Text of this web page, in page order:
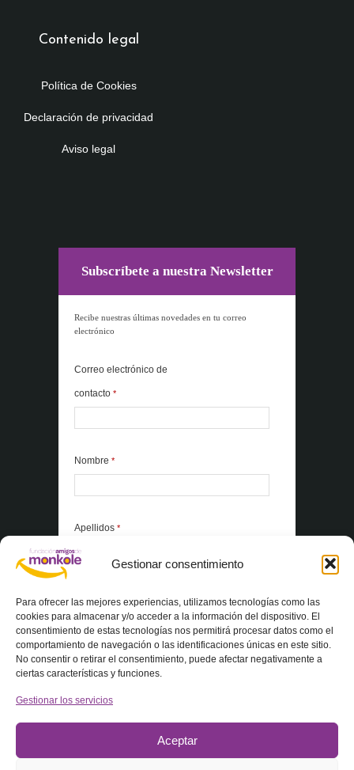
Gestionar consentimiento
Para ofrecer las mejores experiencias, utilizamos tecnologías como las
cookies para almacenar y/o acceder a la información del dispositivo. El
consentimiento de estas tecnologías nos permitirá procesar datos como el
comportamiento de navegación o las identificaciones únicas en este sitio.
No consentir o retirar el consentimiento, puede afectar negativamente a
ciertas características y funciones.
Gestionar los servicios
Aceptar
Contenido legal
Política de Cookies
Declaración de privacidad
Aviso legal
Subscríbete a nuestra Newsletter
Recibe nuestras últimas novedades en tu correo
electrónico
Correo electrónico de
contacto *
Nombre *
Apellidos *
*Elementos obligatorios
Política de privacidad